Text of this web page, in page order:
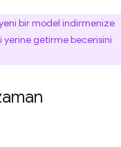
bir model indirmenize
getirme becerisini